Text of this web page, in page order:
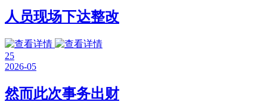
人员现场下达整改
25
2026-05
然而此次事务出财